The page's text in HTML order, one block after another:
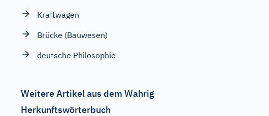
Kraftwagen
Brücke (Bauwesen)
deutsche Philosophie
Weitere Artikel aus dem Wahrig
Herkunftswörterbuch